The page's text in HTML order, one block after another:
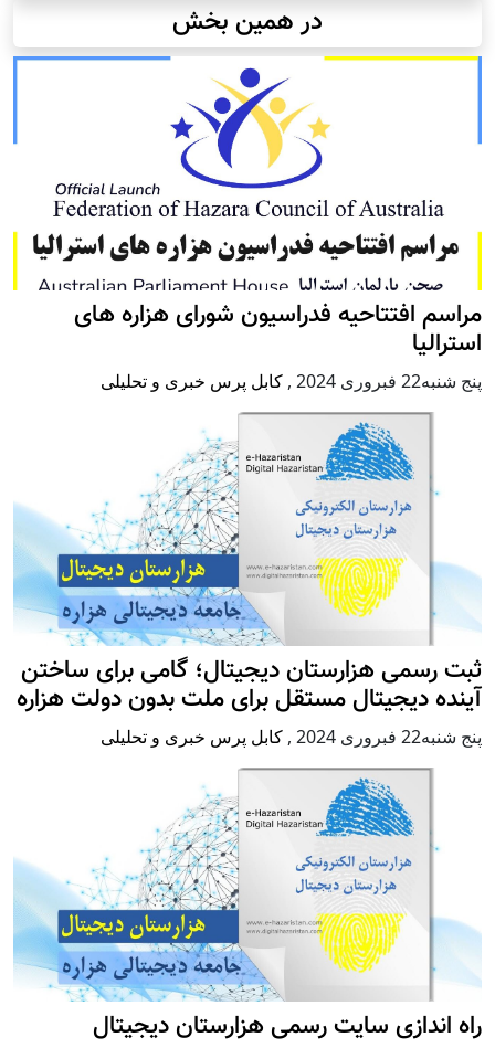
در همین بخش
مراسم افتتاحیه فدراسیون شورای هزاره های
استرالیا
پنج شنبه22 فبروری 2024 , کابل پرس خبری و تحلیلی
ثبت رسمی هزارستان دیجیتال؛ گامی برای ساختن
آینده دیجیتال مستقل برای ملت بدون دولت هزاره
پنج شنبه22 فبروری 2024 , کابل پرس خبری و تحلیلی
راه اندازی سایت رسمی هزارستان دیجیتال